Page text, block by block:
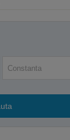
Constanta